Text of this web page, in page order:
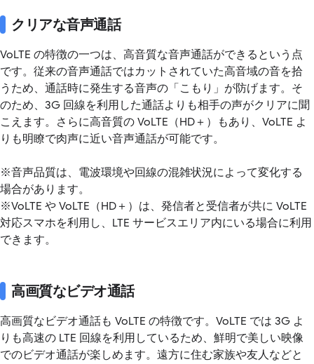
クリアな音声通話
VoLTE の特徴の一つは、高音質な音声通話ができるという点
です。従来の音声通話ではカットされていた高音域の音を拾
うため、通話時に発生する音声の「こもり」が防げます。そ
のため、3G 回線を利用した通話よりも相手の声がクリアに聞
こえます。さらに高音質の VoLTE（HD＋）もあり、VoLTE よ
りも明瞭で肉声に近い音声通話が可能です。
※音声品質は、電波環境や回線の混雑状況によって変化する
場合があります。
※VoLTE や VoLTE（HD＋）は、発信者と受信者が共に VoLTE
対応スマホを利用し、LTE サービスエリア内にいる場合に利用
できます。
高画質なビデオ通話
高画質なビデオ通話も VoLTE の特徴です。VoLTE では 3G よ
りも高速の LTE 回線を利用しているため、鮮明で美しい映像
でのビデオ通話が楽しめます。遠方に住む家族や友人などと